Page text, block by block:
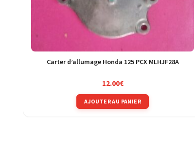
Carter d’allumage Honda 125 PCX MLHJF28A
12.00€
AJOUTER AU PANIER